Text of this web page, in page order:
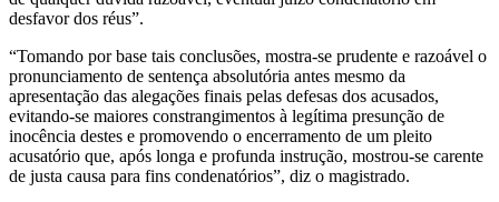
desfavor dos réus”.
“Tomando por base tais conclusões, mostra-se prudente e razoável o
pronunciamento de sentença absolutória antes mesmo da
apresentação das alegações finais pelas defesas dos acusados,
evitando-se maiores constrangimentos à legítima presunção de
inocência destes e promovendo o encerramento de um pleito
acusatório que, após longa e profunda instrução, mostrou-se carente
de justa causa para fins condenatórios”, diz o magistrado.